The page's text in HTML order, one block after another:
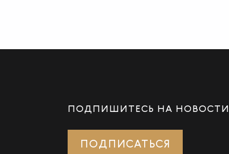
ПОДПИШИТЕСЬ НА НОВОСТИ
ПОДПИСАТЬСЯ